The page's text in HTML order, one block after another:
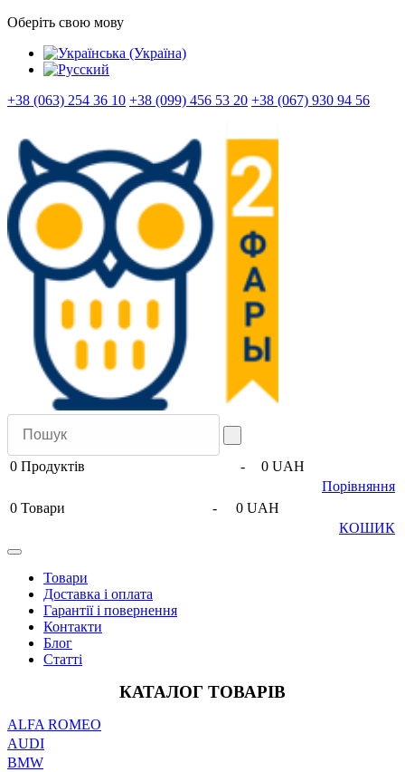
Оберіть свою мову
+38 (063) 254 36 10 +38 (099) 456 53 20 +38 (067) 930 94 56
0 Продуктів -
0 UAH
Порівняння
0 Товари -
0 UAH
КОШИК
Товари
Доставка і оплата
Гарантії і повернення
Контакти
Блог
Статті
КАТАЛОГ ТОВАРІВ
ALFA ROMEO
AUDI
BMW